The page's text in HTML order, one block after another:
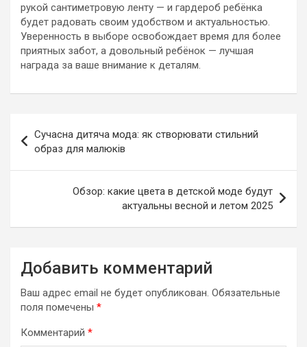
рукой сантиметровую ленту — и гардероб ребёнка
будет радовать своим удобством и актуальностью.
Уверенность в выборе освобождает время для более
приятных забот, а довольный ребёнок — лучшая
награда за ваше внимание к деталям.
по
записям
Сучасна дитяча мода: як створювати стильний
образ для малюків
Обзор: какие цвета в детской моде будут
актуальны весной и летом 2025
Добавить комментарий
Ваш адрес email не будет опубликован. Обязательные
поля помечены *
Комментарий *